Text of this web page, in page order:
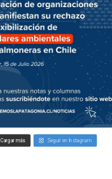
Cargar más Seguir en Instagram